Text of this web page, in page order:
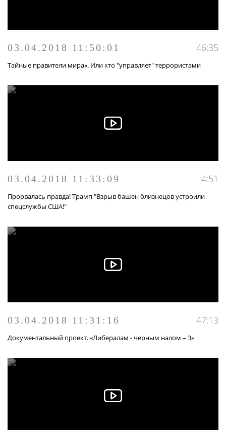
03.04.2018 11:50:01 46:35
Тайные правители мира». Или кто "управляет" террористами
03.04.2018 11:33:09 4:51
Прорвалась правда! Трамп "Взрыв башен близнецов устроили
спецслужбы США!"
03.04.2018 11:31:16 47:13
Документальный проект. «Либералам - черным налом – 3»